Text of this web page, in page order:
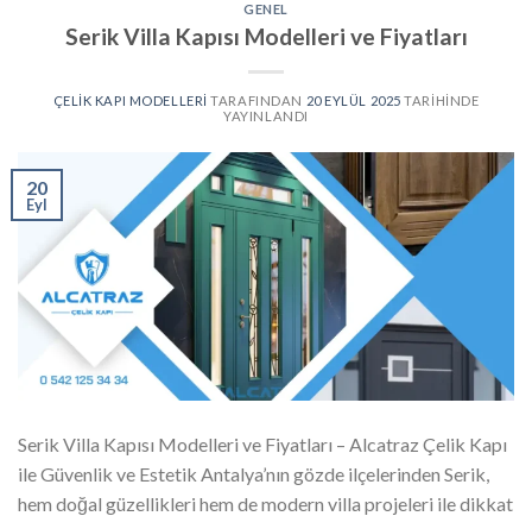
GENEL
Serik Villa Kapısı Modelleri ve Fiyatları
ÇELIK KAPI MODELLERI TARAFINDAN 20 EYLÜL 2025 TARIHINDE
YAYINLANDI
20
Eyl
Serik Villa Kapısı Modelleri ve Fiyatları – Alcatraz Çelik Kapı
ile Güvenlik ve Estetik Antalya’nın gözde ilçelerinden Serik,
hem doğal güzellikleri hem de modern villa projeleri ile dikkat